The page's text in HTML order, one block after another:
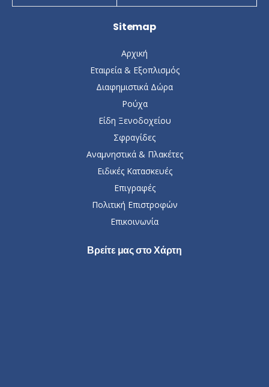
Sitemap
Αρχική
Εταιρεία & Εξοπλισμός
Διαφημιστικά Δώρα
Ρούχα
Είδη Ξενοδοχείου
Σφραγίδες
Αναμνηστικά & Πλακέτες
Ειδικές Κατασκευές
Επιγραφές
Πολιτική Επιστροφών
Επικοινωνία
Βρείτε μας στο Χάρτη